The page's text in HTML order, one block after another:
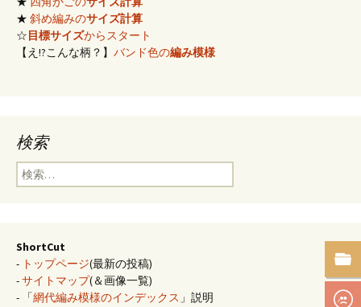
★ 斜め編みのサイズ計算
☆目標サイズからスタート
【え!?こんな柄？】 バンド色の編み模様
検索
検
索:
ShortCut
- トップページ(最新の投稿)
-サイトマップ(＆画像一覧)
- 「網代編み模様のインデックス 」説明